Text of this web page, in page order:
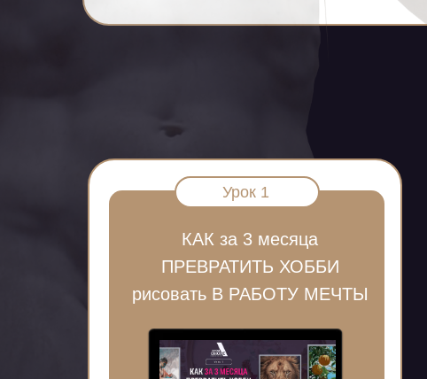
Урок 1
КАК за 3 месяца
ПРЕВРАТИТЬ ХОББИ
рисовать В РАБОТУ МЕЧТЫ